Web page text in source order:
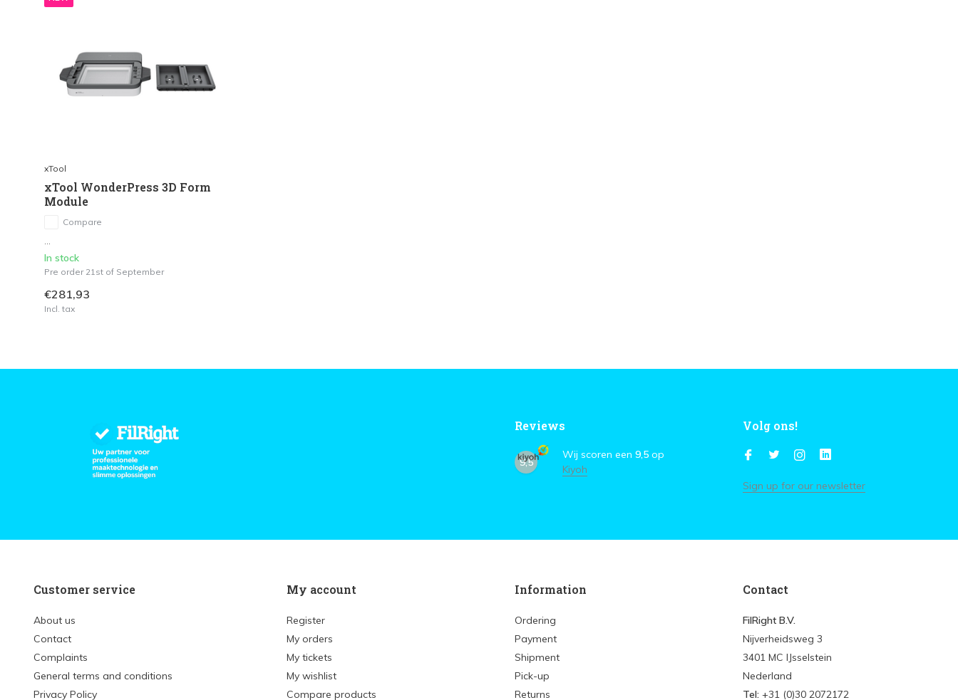
xTool
xTool WonderPress 3D Form
Module
Compare
In stock
Pre order 21st of September
€281,93
Incl. tax
Reviews
9,5
Wij scoren een 9,5 op
Kiyoh
Volg ons!
Sign up for our newsletter
Customer service
About us
Contact
Complaints
General terms and conditions
Privacy Policy
My account
Register
My orders
My tickets
My wishlist
Compare products
Information
Ordering
Payment
Shipment
Pick-up
Returns
Contact
FilRight B.V.
Nijverheidsweg 3
3401 MC IJsselstein
Nederland
Tel: +31 (0)30 2072172